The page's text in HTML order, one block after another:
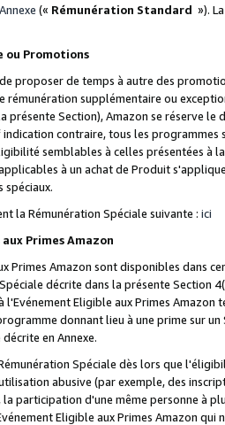
Annexe (« Rémunération Standard »).
ou Promotions
proposer de temps à autre des
rémunération supplémentaire ou
présente Section), Amazon se réserve
contraire, tous les
semblables à celles présentées à
à un achat de Produit
la Rémunération Spéciale suivante : ici
Primes Amazon
Primes Amazon sont disponibles dans
décrite dans la présente Section
Eligible aux Primes Amazon
donnant lieu à une prime sur
en Annexe.
Spéciale dès lors que
abusive (par exemple, des
participation d'une même personne à
Eligible aux Primes Amazon qui